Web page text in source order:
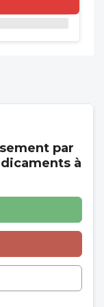
par
à